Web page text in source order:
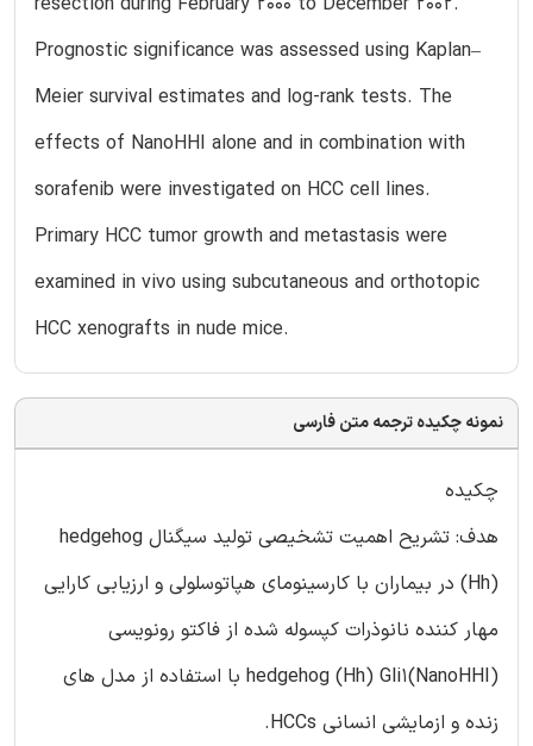
Prognostic significance was assessed using Kaplan–
Meier survival estimates and log-rank tests. The
effects of NanoHHI alone and in combination with
sorafenib were investigated on HCC cell lines.
Primary HCC tumor growth and metastasis were
examined in vivo using subcutaneous and orthotopic
HCC xenografts in nude mice.
نمونه چکیده ترجمه متن فارسی
چکیده
هدف: تشریح اهمیت تشخیصی تولید سیگنال hedgehog
(Hh) در بیماران با کارسینومای هپاتوسلولی و ارزیابی کارایی
مهار کننده نانوذرات کپسوله شده از فاکتو رونویسی
hedgehog (Hh) Gli1(NanoHHI) با استفاده از مدل های
زنده و ازمایشی انسانی HCCs.